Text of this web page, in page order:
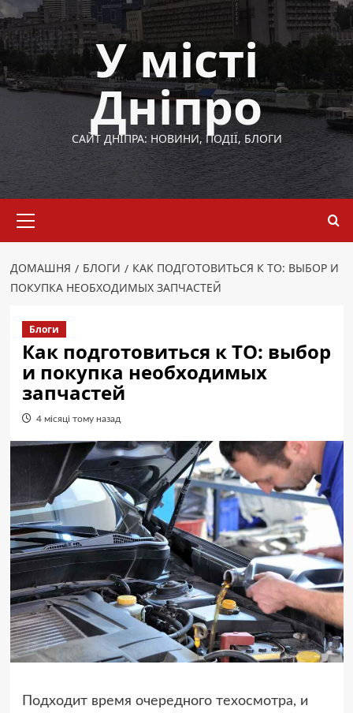
Перейти
до
вмісту
У місті
Дніпро
САЙТ ДНІПРА: НОВИНИ, ПОДІЇ, БЛОГИ
меню
ДОМАШНЯ БЛОГИ
КАК ПОДГОТОВИТЬСЯ К ТО: ВЫБОР И
ПОКУПКА НЕОБХОДИМЫХ ЗАПЧАСТЕЙ
Блоги
Как подготовиться к ТО: выбор
и покупка необходимых
запчастей
4 місяці тому назад
Подходит время очередного техосмотра, и